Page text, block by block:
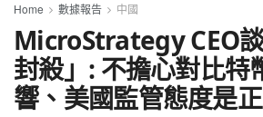
Home 數據報告 中國
MicroStrategy CEO
封殺」: 不擔心對比特
響、美國監管態度是